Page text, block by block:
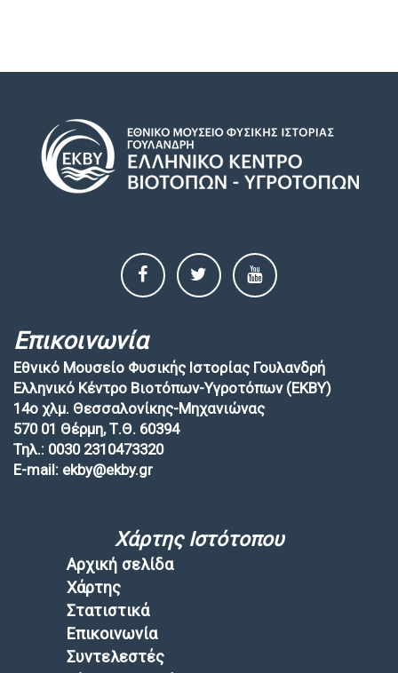
Επικοινωνία
Εθνικό Μουσείο Φυσικής Ιστορίας Γουλανδρή
Ελληνικό Κέντρο Βιοτόπων-Υγροτόπων (EKBY)
14ο χλμ. Θεσσαλονίκης-Μηχανιώνας
570 01 Θέρμη, Τ.Θ. 60394
Τηλ.: 0030 2310473320
E-mail: ekby@ekby.gr
Χάρτης Ιστότοπου
Αρχική σελίδα
Χάρτης
Στατιστικά
Επικοινωνία
Συντελεστές